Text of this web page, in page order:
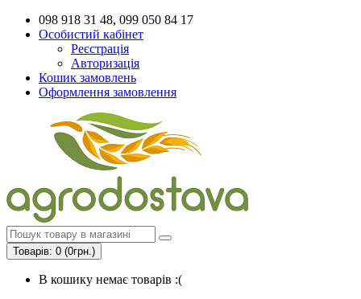
098 918 31 48, 099 050 84 17
Особистий кабінет
Реєстрація
Авторизація
Кошик замовлень
Оформлення замовлення
Товарів: 0 (0грн.)
В кошику немає товарів :(